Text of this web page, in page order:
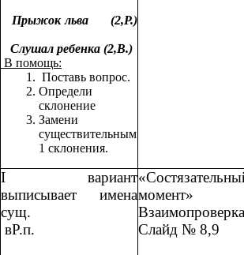
Прыжок льва (2,Р.)
Слушал ребенка (2,В.)
В помощь:
Поставь вопрос.
Определи
склонение
Замени
существительным
1 склонения.
I вариант
выписывает имена
сущ.
вР.п.
момент»
Взаимопроверка
Слайд № 8,9